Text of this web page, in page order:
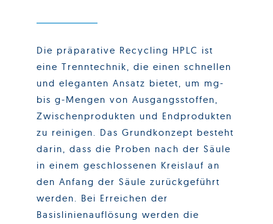
Die präparative Recycling HPLC ist
eine Trenntechnik, die einen schnellen
und eleganten Ansatz bietet, um mg-
bis g-Mengen von Ausgangsstoffen,
Zwischenprodukten und Endprodukten
zu reinigen. Das Grundkonzept besteht
darin, dass die Proben nach der Säule
in einem geschlossenen Kreislauf an
den Anfang der Säule zurückgeführt
werden. Bei Erreichen der
Basislinienauflösung werden die